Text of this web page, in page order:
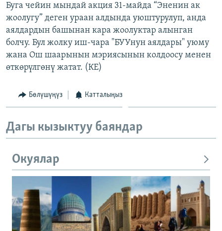
Буга чейин мындай акция 31-майда “Эненин ак
жоолугу” деген ураан алдында уюштурулуп, анда
аялдардын башынан кара жоолуктар алынган
болчу. Бул жолку иш-чара "БУУнун аялдары" уюму
жана Ош шаарынын мэриясынын колдоосу менен
өткөрүлгөнү жатат. (КЕ)
Бөлүшүңүз Катталыңыз
Дагы кызыктуу баяндар
Окуялар